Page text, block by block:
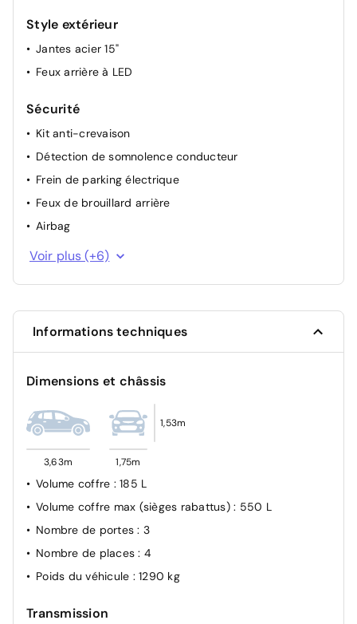
Style extérieur
Jantes acier 15"
Feux arrière à LED
Sécurité
Kit anti-crevaison
Détection de somnolence conducteur
Frein de parking électrique
Feux de brouillard arrière
Airbag
Régulateur de vitesse
Appel d'urgence
Voir plus (+6)
Informations techniques
Dimensions et châssis
3,63m 1,75m
1,53m
Volume coffre : 185 L
Volume coffre max (sièges rabattus) : 550 L
Nombre de portes: 3
Nombre de places: 4
Poids du véhicule : 1290 kg
Transmission